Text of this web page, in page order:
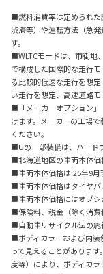
■燃料消費率は定められた
渋滞等）や運転方法（急
す。
■WLTCモードは、市街地
で構成した国際的な走行
る比較的低速な走行を想
い走行を想定、高速道路
■「メーカーオプション」
けます。メーカーの工場
ください。
■Uの一部装備は、ハード
■北海道地区の車両本体価
■車両本体価格は'25年9月
■車両本体価格はタイヤパ
■車両本体価格にはオプシ
■保険料、税金（除く消費
■自動車リサイクル法の施
■ボディカラーおよび内装
って見えることがありま
度等）により、ボディカラ